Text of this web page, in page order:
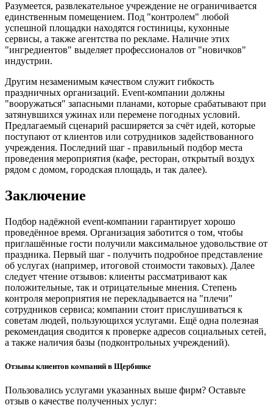
Разумеется, развлекательное учреждение не ограничивается
единственным помещением. Под "контролем" любой
успешной площадки находятся гостиницы, кухонные
сервисы, а также агентства по рекламе. Наличие этих
"ингредиентов" выделяет профессионалов от "новичков"
индустрии.
Другим незаменимым качеством служит гибкость
праздничных организаций. Event-компании должны
"вооружаться" запасными планами, которые срабатывают при
затянувшихся ужинах или перемене погодных условий.
Предлагаемый сценарий расширяется за счёт идей, которые
поступают от клиентов или сотрудников задействованного
учреждения. Последний шаг - правильный подбор места
проведения мероприятия (кафе, ресторан, открытый воздух
рядом с домом, городская площадь, и так далее).
Заключение
Подбор надёжной event-компании гарантирует хорошо
проведённое время. Организация заботится о том, чтобы
приглашённые гости получили максимальное удовольствие от
праздника. Первый шаг - получить подробное представление
об услугах (например, итоговой стоимости таковых). Далее
следует чтение отзывов: клиенты рассматривают как
положительные, так и отрицательные мнения. Степень
контроля мероприятия не перекладывается на "плечи"
сотрудников сервиса; компании стоит прислушиваться к
советам людей, пользующихся услугами. Ещё одна полезная
рекомендация сводится к проверке адресов социальных сетей,
а также наличия базы (подконтрольных учреждений).
Отзывы клиентов компаний в Щербинке
Пользовались услугами указанных выше фирм? Оставьте
отзыв о качестве полученных услуг: